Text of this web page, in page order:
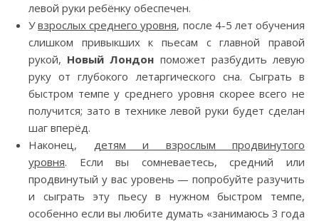
левой руки ребёнку обеспечен.
Увзрослых среднего уровня, после 4-5 лет обучения
слишком привыкших к пьесам с главной правой
рукой, Новый Лондон поможет разбудить левую
руку от глубокого летаргического сна. Сыграть в
быстром темпе у среднего уровня скорее всего не
получится; зато в технике левой руки будет сделан
шаг вперёд.
Наконец, детям и взрослым продвинутого
уровня. Если вы сомневаетесь, средний или
продвинутый у вас уровень — попробуйте разучить
и сыграть эту пьесу в нужном быстром темпе,
особенно если вы любите думать «занимаюсь 3 года